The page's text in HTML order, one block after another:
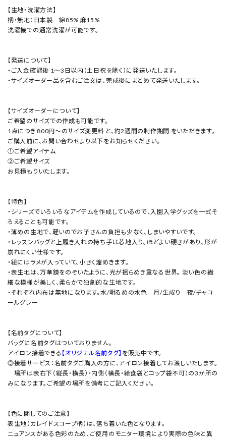
【生地・洗濯方法】
柄・無地：日本製 綿85% 麻15%
洗濯機での通常洗濯が可能です。
【発送について】
・ご入金確認後 1〜3日以内（土日祝を除く）に発送いたします。
・サイズオーダー品を含むご注文は、完成後にまとめて発送いたします。
【サイズオーダーについて】
ご希望のサイズでの作成も可能です。
1点につき 800円～のサイズ変更料 と、約2週間の制作期間 をいただきます。
ご購入前に、お問い合わせより以下をお知らせください。
①ご希望アイテム
②ご希望サイズ
お見積もりいたします。
【特色】
・シリーズでいろいろなアイテムを作成しているので、入園入学グッズを一式そ
ろえることも可能です。
・薄めの生地で、軽いのでお子さんの負担も少なく、しまいやすいです。
・レッスンバッグと上履き入れの持ち手は芯地入り。ほどよい硬さがあり、形が
崩れにくい仕様です。
・紐にはラメが入っていて、小さく煌めきます。
・表生地は、万華鏡をのぞいたように、光が揺らめき重なる世界。 淡い色の繊
細な模様が美しく、柔らかで独創的な生地です。
・それぞれ内布は無地になります。水/明るめの水色 月/生成り 夜/チャコ
ールグレー
【名前タグについて】
バッグに名前タグはついておりません。
アイロン接着できる 【オリジナル名前タグ】 を販売中です。
◎接着サービス：名前タグご購入の方に、アイロン接着してお渡しいたします。
場所は表右下（縦長・横長）・内側（横長・給食袋とコップ袋不可）の3か所の
みになります。ご希望の場所を備考にご記入ください。
【色に関してのご注意】
表生地（カレイドスコープ柄）は、落ち着いた色となります。
ニュアンスがある色彩のため、ご使用のモニター環境により実際の色味と異